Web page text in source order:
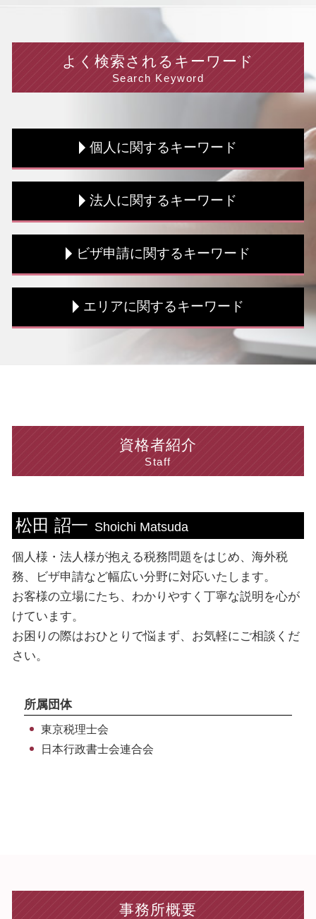
よく検索されるキーワード
Search Keyword
個人に関するキーワード
税理士 海外税務 メリット
海外税務 流れ
節税対策 個人
税務書類 必要書類
インボイス制度 個人事業主 わかりやすく
税務書類 手続き
税務書類 保存期間
資金調達 コンサル
融資 条件
個人事業主 法人成り
税理士 海外税務
法人に関するキーワード
決算書 作成
法人税 交際費
中小企業投資促進税制 対象
賃上げ促進税制 中小企業
税務調査 修正申告
決算書 貸借対照表
法人税 支払時期
法人税 支払い方法
インボイス制度 中小企業
税務書類 手続き
賃上げ促進税制 計算方法
ビザ申請に関するキーワード
ビザ申請 専門家 相談
ビザ申請 期間
ビザ申請 方法
ビザ申請 費用
ビザ申請 手続き
ビザ申請 必要書類
技能実習 ビザ
資格外活動許可 申請
就労ビザ とは
育成就労 制度
就労 ビザ 申請
ビザ申請 依頼
就労ビザ 更新 必要書類
エリアに関するキーワード
税務相談 中央区 税理士
ビザ申請 中央区 相談
法人 神奈川県 税理士
ビザ申請 埼玉県 相談
海外税務 台東区 税理士
法人 中央区 税理士
法人 新宿区 税理士
税務相談 神奈川県 税理士
個人 東京都 税理士
個人 東京都 相談
個人 渋谷区 相談
法人 千葉県 税理士
資格者紹介
Staff
松田 詔一 Shoichi Matsuda
個人様・法人様が抱える税務問題をはじめ、海外税
務、ビザ申請など幅広い分野に対応いたします。
お客様の立場にたち、わかりやすく丁寧な説明を心が
けています。
お困りの際はおひとりで悩まず、お気軽にご相談くだ
さい。
所属団体
東京税理士会
日本行政書士会連合会
事務所概要